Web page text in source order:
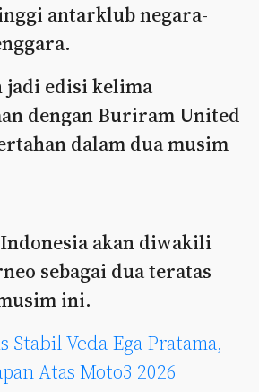
antarklub negara-
jadi edisi kelima
dengan Buriram United
dalam dua musim
akan diwakili
sebagai dua teratas
ini.
Stabil Veda Ega Pratama,
Atas Moto3 2026